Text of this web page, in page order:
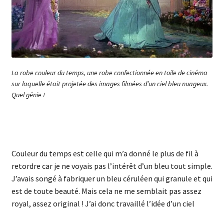
La robe couleur du temps, une robe confectionnée en toile de cinéma
sur laquelle était projetée des images filmées d’un ciel bleu nuageux.
Quel génie !
Couleur du temps est celle qui m’a donné le plus de fil à
retordre car je ne voyais pas l’intérêt d’un bleu tout simple.
J’avais songé à fabriquer un bleu céruléen qui granule et qui
est de toute beauté. Mais cela ne me semblait pas assez
royal, assez original ! J’ai donc travaillé l’idée d’un ciel